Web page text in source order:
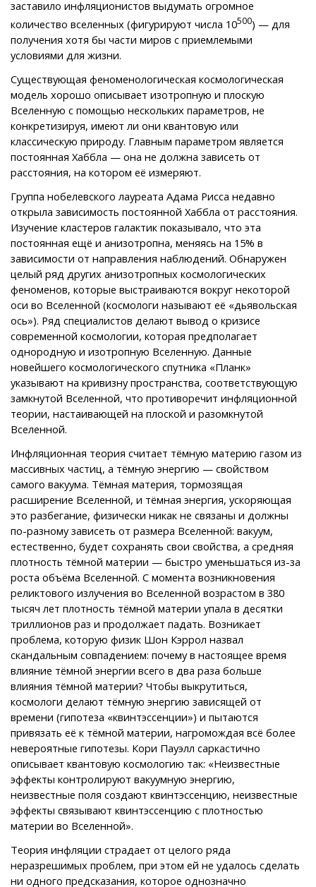
заставило инфляционистов выдумать огромное
количество вселенных (фигурируют числа 10500) — для
получения хотя бы части миров с приемлемыми
условиями для жизни.
Существующая феноменологическая космологическая
модель хорошо описывает изотропную и плоскую
Вселенную с помощью нескольких параметров, не
конкретизируя, имеют ли они квантовую или
классическую природу. Главным параметром является
постоянная Хаббла — она не должна зависеть от
расстояния, на котором её измеряют.
Группа нобелевского лауреата Адама Рисса недавно
открыла зависимость постоянной Хаббла от расстояния.
Изучение кластеров галактик показывало, что эта
постоянная ещё и анизотропна, меняясь на 15% в
зависимости от направления наблюдений. Обнаружен
целый ряд других анизотропных космологических
феноменов, которые выстраиваются вокруг некоторой
оси во Вселенной (космологи называют её «дьявольская
ось»). Ряд специалистов делают вывод о кризисе
современной космологии, которая предполагает
однородную и изотропную Вселенную. Данные
новейшего космологического спутника «Планк»
указывают на кривизну пространства, соответствующую
замкнутой Вселенной, что противоречит инфляционной
теории, настаивающей на плоской и разомкнутой
Вселенной.
Инфляционная теория считает тёмную материю газом из
массивных частиц, а тёмную энергию — свойством
самого вакуума. Тёмная материя, тормозящая
расширение Вселенной, и тёмная энергия, ускоряющая
это разбегание, физически никак не связаны и должны
по-разному зависеть от размера Вселенной: вакуум,
естественно, будет сохранять свои свойства, а средняя
плотность тёмной материи — быстро уменьшаться из-за
роста объёма Вселенной. С момента возникновения
реликтового излучения во Вселенной возрастом в 380
тысяч лет плотность тёмной материи упала в десятки
триллионов раз и продолжает падать. Возникает
проблема, которую физик Шон Кэррол назвал
скандальным совпадением: почему в настоящее время
влияние тёмной энергии всего в два раза больше
влияния тёмной материи? Чтобы выкрутиться,
космологи делают тёмную энергию зависящей от
времени (гипотеза «квинтэссенции») и пытаются
привязать её к тёмной материи, нагромождая всё более
невероятные гипотезы. Кори Пауэлл саркастично
описывает квантовую космологию так: «Неизвестные
эффекты контролируют вакуумную энергию,
неизвестные поля создают квинтэссенцию, неизвестные
эффекты связывают квинтэссенцию с плотностью
материи во Вселенной».
Теория инфляции страдает от целого ряда
неразрешимых проблем, при этом ей не удалось сделать
ни одного предсказания, которое однозначно